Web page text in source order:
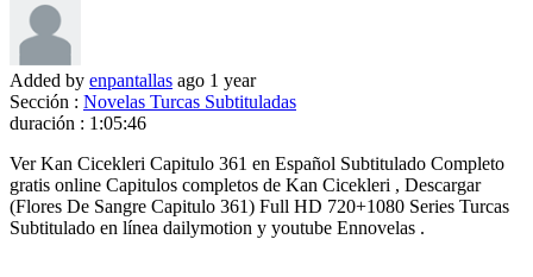
Added by enpantallas ago 1 year
Sección : Novelas Turcas Subtituladas
duración : 1:05:46
Ver Kan Cicekleri Capitulo 361 en Español Subtitulado Completo
gratis online Capitulos completos de Kan Cicekleri , Descargar
(Flores De Sangre Capitulo 361) Full HD 720+1080 Series Turcas
Subtitulado en línea dailymotion y youtube Ennovelas .